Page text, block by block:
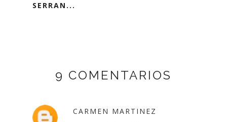
SERRAN...
9 COMENTARIOS
CARMEN MARTINEZ